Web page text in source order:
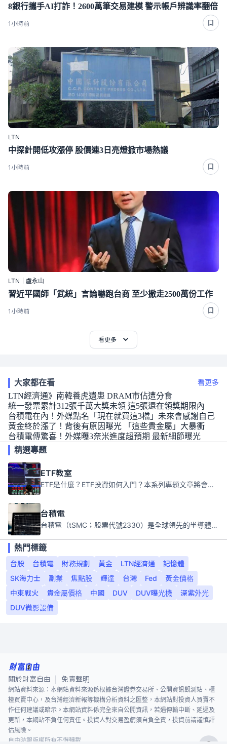
8銀行攜手AI打詐！2600萬筆交易建模 警示帳戶辨識率翻倍
1小時前
LTN
中探針開低攻漲停 股價連3日亮燈掀市場熱議
1小時前
LTN｜盧永山
習近平國師「武統」言論嚇跑台商 至少撤走2500萬份工作
1小時前
看更多
大家都在看 看更多
LTN經濟通》南韓養虎遺患 DRAM市佔遭分食
統一發票累計312張千萬大獎未領 這5張還在領獎期限內
台積電在內！外媒點名「現在就買這3檔」未來會感謝自己
黃金終於漲了！背後有原因曝光 「這些貴金屬」大暴衝
台積電傳驚喜！外媒曝3奈米進度超預期 最新細節曝光
精選專題
ETF教室
ETF是什麼？ETF投資如何入門？本系列專題文章將會告訴你新手必須知道的ETF基礎知識。
台積電
台積電（tSMC；股票代號2330）是全球領先的半導體代工公司，成立於1987年，總部位於台灣新竹。且已於美國、日本、德國及中國設廠，台積電是全球首家專業積體電路製造服務公司，也是全球最先進和最大規模的半導體代工廠。
熱門標籤
台股
台積電 財務規劃 黃金 LTN經濟通
記憶體
SK海力士
副業 焦點股 輝達 台灣 Fed
黃金價格
中東戰火
貴金屬價格 中國 DUV DUV曝光機
深紫外光
DUV微影設備
關於財富自由 免責聲明
網站資料來源：本網站資料來源係根據台灣證券交易所、公開資訊觀測站、櫃
檯買賣中心，及台灣經濟新報等機構分析資料之匯整，本網站對投資人買賣不
作任何建議或暗示。本網站資料係完全來自公開資訊，若遇傳輸中斷、延遲及
更新，本網站不負任何責任。投資人對交易盈虧須自負全責，投資前請謹慎評
估風險。
自由時報版權所有不得轉載